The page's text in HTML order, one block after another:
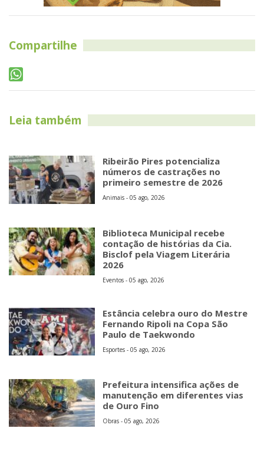
Compartilhe
Leia também
Ribeirão Pires potencializa
números de castrações no
primeiro semestre de 2026
Animais - 05 ago, 2026
Biblioteca Municipal recebe
contação de histórias da Cia.
Bisclof pela Viagem Literária
2026
Eventos - 05 ago, 2026
Estância celebra ouro do Mestre
Fernando Ripoli na Copa São
Paulo de Taekwondo
Esportes - 05 ago, 2026
Prefeitura intensifica ações de
manutenção em diferentes vias
de Ouro Fino
Obras - 05 ago, 2026